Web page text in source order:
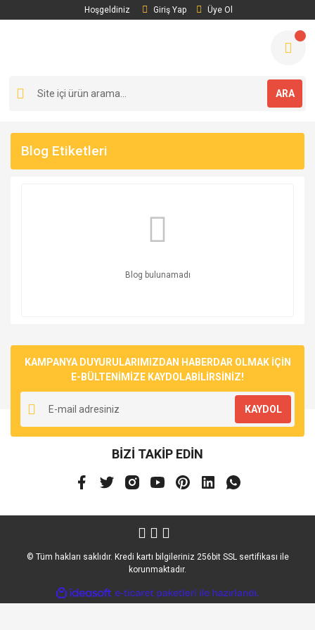
Hoşgeldiniz Giriş Yap Üye Ol
ARA
Blog Etiketleri
Blog bulunamadı
KAMPANYA DUYURULARIMIZDAN HABERDAR OLMAK İÇİN
E-BÜLTENİMİZE KAYDOLABİLİRSİNİZ!
KAYDOL
BİZİ TAKİP EDİN
© Tüm hakları saklıdır. Kredi kartı bilgileriniz 256bit SSL sertifikası ile
korunmaktadır.
ideasoft
e-
ticaret
hazırlandı.